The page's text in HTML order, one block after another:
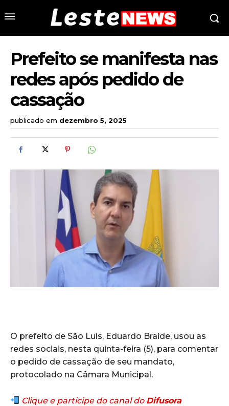
Prefeito se manifesta nas
redes após pedido de
cassação
publicado em dezembro 5, 2025
O prefeito de São Luís, Eduardo Braide, usou as
redes sociais, nesta quinta-feira (5), para comentar
o pedido de cassação de seu mandato,
protocolado na Câmara Municipal.
Clique e participe do canal do Difusora